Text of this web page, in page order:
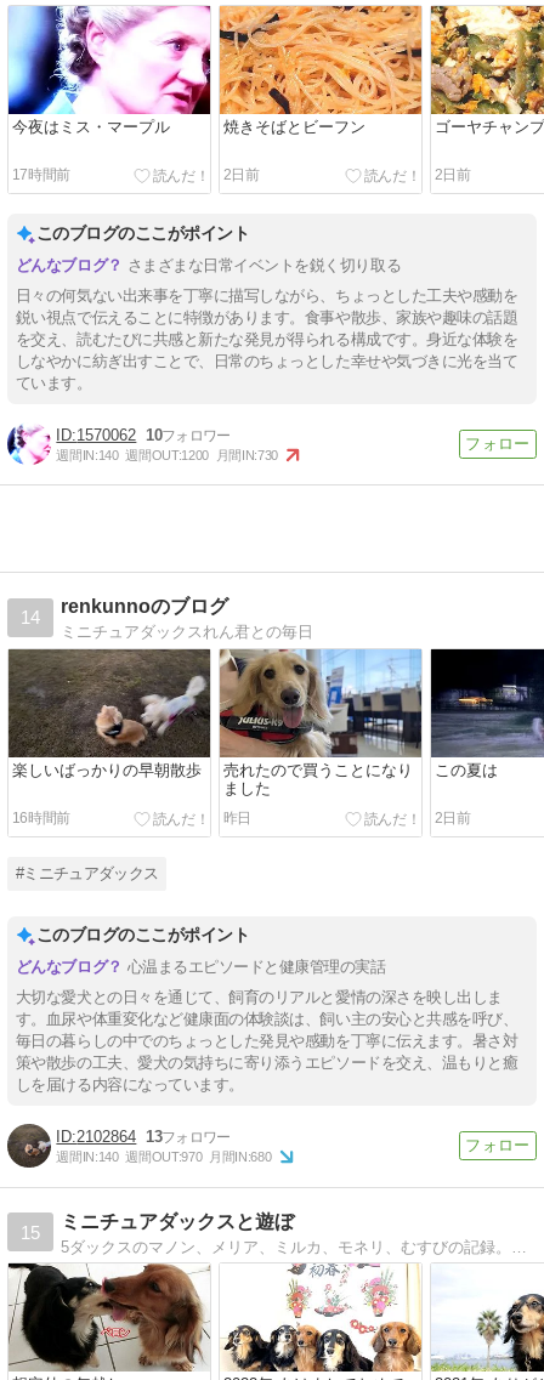
今夜はミス・マープル
17時間前
焼きそばとビーフン
2日前
ゴーヤチャン
2日前
このブログのここがポイント
さまざまな日常イベントを鋭く切り取る
日々の何気ない出来事を丁寧に描写しながら、ちょっとした工夫や感動を
鋭い視点で伝えることに特徴があります。食事や散歩、家族や趣味の話題
を交え、読むたびに共感と新たな発見が得られる構成です。身近な体験を
しなやかに紡ぎ出すことで、日常のちょっとした幸せや気づきに光を当て
ています。
1570062 10
週間IN:140 週間OUT:1200 月間IN:730
14
renkunnoのブログ
ミニチュアダックスれん君との毎日
楽しいばっかりの早朝散歩
16時間前
売れたので買うことになり
ました
昨日
この夏は
2日前
#ミニチュアダックス
このブログのここがポイント
心温まるエピソードと健康管理の実話
大切な愛犬との日々を通じて、飼育のリアルと愛情の深さを映し出しま
す。血尿や体重変化など健康面の体験談は、飼い主の安心と共感を呼び、
毎日の暮らしの中でのちょっとした発見や感動を丁寧に伝えます。暑さ対
策や散歩の工夫、愛犬の気持ちに寄り添うエピソードを交え、温もりと癒
しを届ける内容になっています。
2102864 13
週間IN:140 週間OUT:970 月間IN:680
15
ミニチュアダックスと遊ぼ